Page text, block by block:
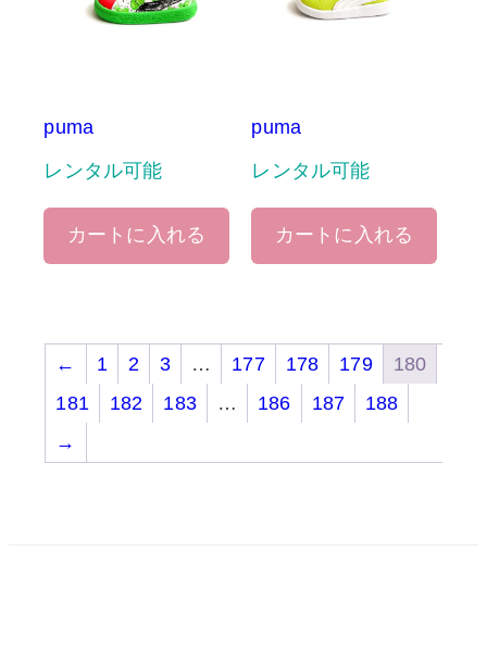
puma
レンタル可能
カートに入れる
puma
レンタル可能
カートに入れる
← 1 2 3 … 177 178 179
180
181
182 183 … 186 187
188
→